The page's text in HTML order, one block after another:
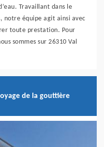
Travaillant dans le
notre équipe agit ainsi avec
toute prestation. Pour
sommes sur 26310 Val
de la gouttière